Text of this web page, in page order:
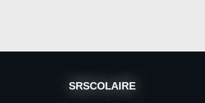
SRSCOLAIRE